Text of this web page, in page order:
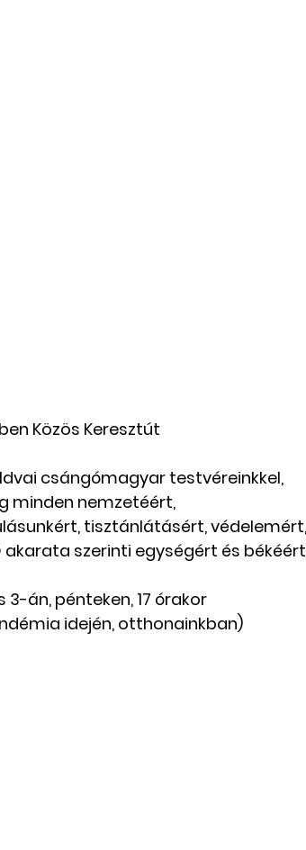
Közös Keresztút
csángómagyar testvéreinkkel,
tisztánlátásért, védelemért,
szerinti egységért és békéért
3-án, pénteken, 17 órakor
idején, otthonainkban)